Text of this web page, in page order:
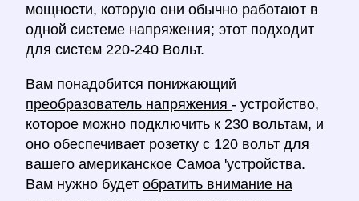
мощности, которую они обычно работают в
одной системе напряжения; этот подходит
для систем 220-240 Вольт.
Вам понадобится понижающий
преобразователь напряжения - устройство,
которое можно подключить к 230 вольтам, и
оно обеспечивает розетку с 120 вольт для
вашего американское Самоа 'устройства.
Вам нужно будет обратить внимание на